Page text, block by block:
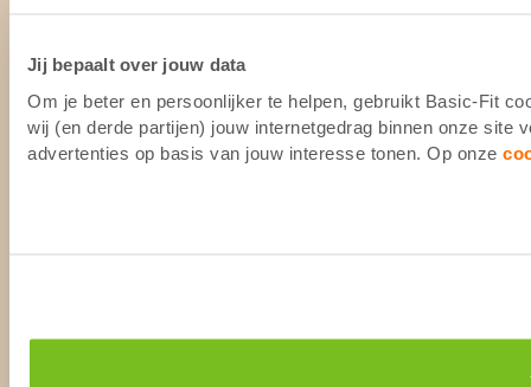
Jij bepaalt over jouw data
Om je beter en persoonlijker te helpen, gebruikt Basic-Fit
wij (en derde partijen) jouw internetgedrag binnen onze site
advertenties op basis van jouw interesse tonen. Op onze